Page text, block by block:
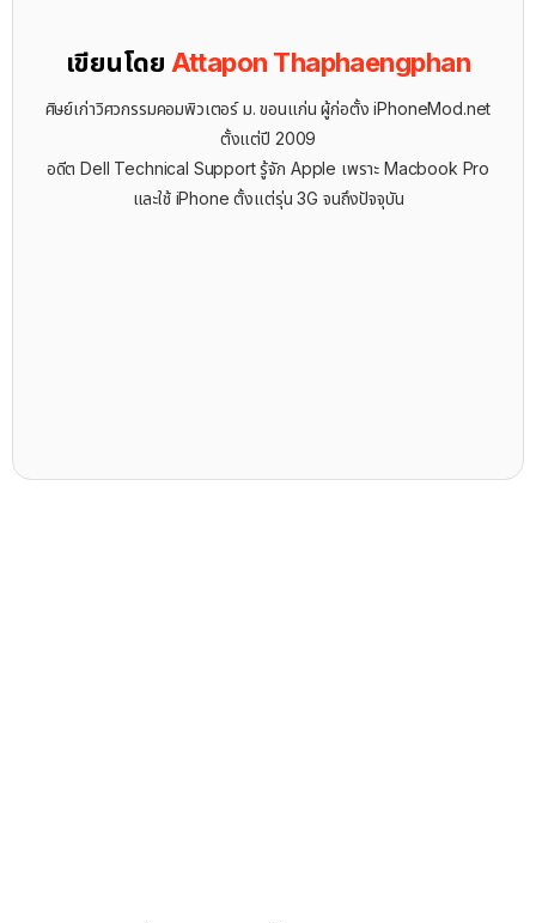
เขียนโดย Attapon Thaphaengphan
ศิษย์เก่าวิศวกรรมคอมพิวเตอร์ ม. ขอนแก่น ผู้ก่อตั้ง iPhoneMod.net
ตั้งแต่ปี 2009
อดีต Dell Technical Support รู้จัก ​Apple เพราะ Macbook Pro
และใช้ iPhone ตั้งแต่รุ่น 3G จนถึงปัจจุบัน